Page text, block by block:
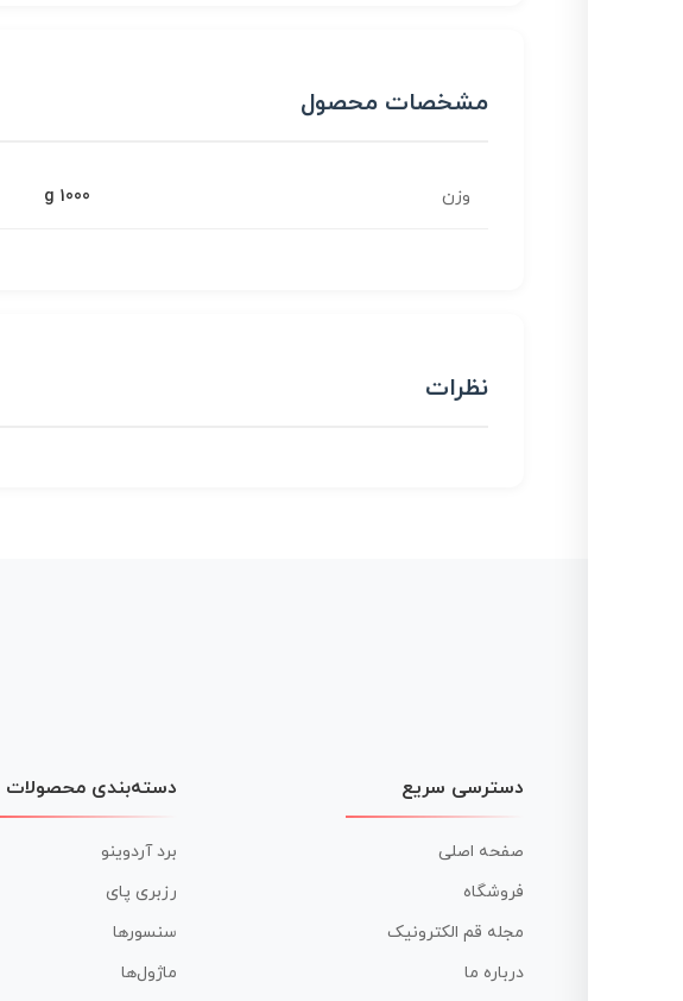
مشخصات محصول
وزن 1000 g
نظرات
دسترسی سریع
صفحه اصلی
فروشگاه
مجله قم الکترونیک
درباره ما
دسته‌بندی محصولات
برد آردوینو
رزبری پای
سنسورها
ماژول‌ها